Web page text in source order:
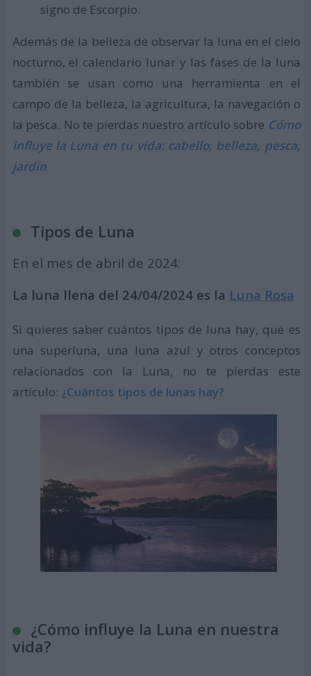
signo de Escorpio.
Además de la belleza de observar la luna en el cielo
nocturno, el calendario lunar y las fases de la luna
también se usan como una herramienta en el
campo de la belleza, la agricultura, la navegación o
la pesca. No te pierdas nuestro artículo sobre Cómo
influye la Luna en tu vida: cabello, belleza, pesca,
jardín
Tipos de Luna
En el mes de abril de 2024:
La luna llena del 24/04/2024 es la Luna Rosa
Si quieres saber cuántos tipos de luna hay, qué es
una superluna, una luna azul y otros conceptos
relacionados con la Luna, no te pierdas este
artículo: ¿Cuántos tipos de lunas hay?
¿Cómo influye la Luna en nuestra
vida?